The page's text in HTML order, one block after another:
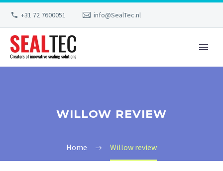
+31 72 7600051 info@SealTec.nl
WILLOW REVIEW
Home Willow review